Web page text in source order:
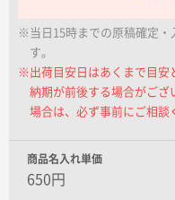
ボ
無
一
ボ
※当日15時までの原稿確定・
す。
※出荷目安日はあくまで目安
納期が前後する場合がござ
場合は、必ず事前にご相談
商品名入れ単価
650円